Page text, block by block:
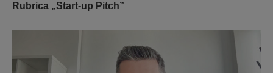
Rubrica „Start-up Pitch”